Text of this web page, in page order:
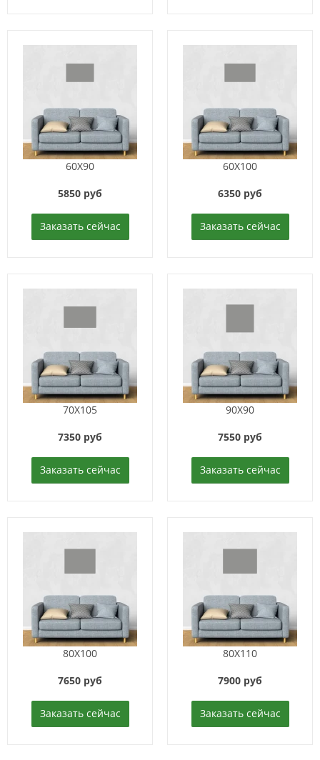
60X90
5850 руб
Заказать сейчас
60X100
6350 руб
Заказать сейчас
70X105
7350 руб
Заказать сейчас
90X90
7550 руб
Заказать сейчас
80X100
7650 руб
Заказать сейчас
80X110
7900 руб
Заказать сейчас